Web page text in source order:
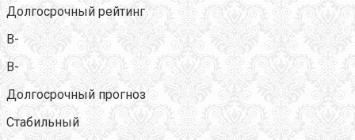
Долгосрочный рейтинг
B-
B-
Долгосрочный прогноз
Стабильный